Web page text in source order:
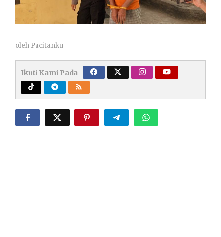
oleh Pacitanku
Ikuti Kami Pada